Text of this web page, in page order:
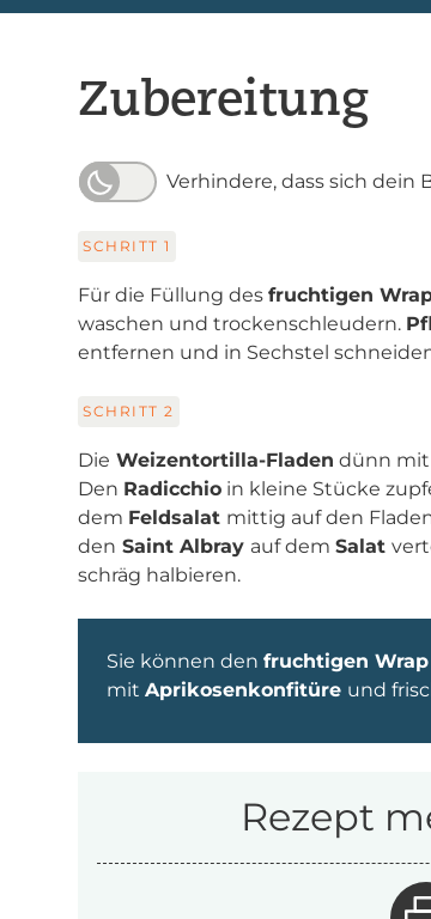
Zubereitung
Verhindere, dass sich dein
SCHRITT 1
Für die Füllung des fruchtigen
waschen und trockenschleudern.
entfernen und in Sechstel
SCHRITT 2
Die Weizentortilla-Fladen dünn mit
Den Radicchio in kleine Stücke
dem Feldsalat mittig auf den
den Saint Albray auf dem Salat
schräg halbieren.
Sie können den fruchtigen Wrap
mit Aprikosenkonfitüre und
Rezept